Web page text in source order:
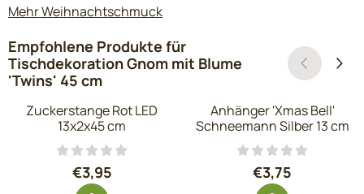
Mehr Weihnachtschmuck
Empfohlene Produkte für
Tischdekoration Gnom mit Blume
'Twins' 45 cm
Zuckerstange Rot LED
13x2x45 cm
Preis: 3,95, ohne MwSt.: 3,26
€3,95
Anhänger 'Xmas Bell'
Schneemann Silber 13 cm
Preis: 3,75,
€3,75